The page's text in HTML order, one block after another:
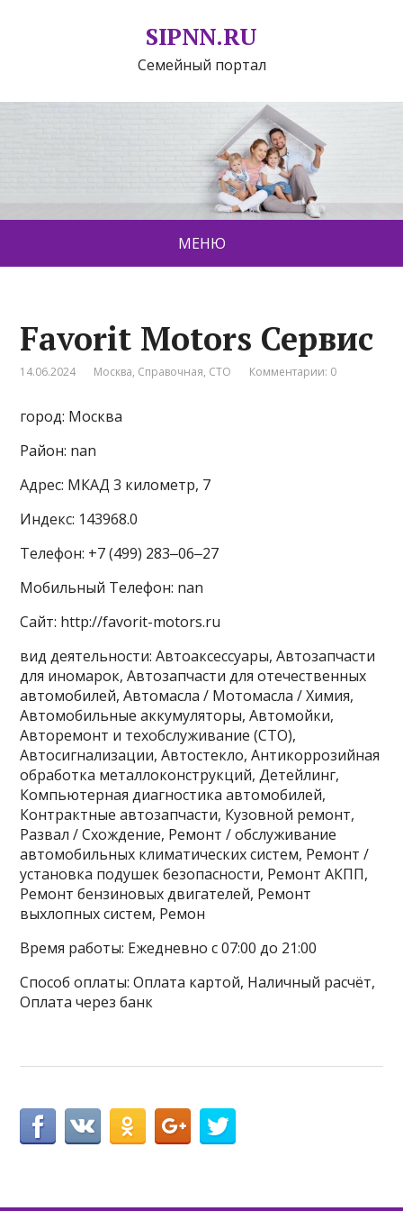
SIPNN.RU
Семейный портал
МЕНЮ
Favorit Motors Сервис
14.06.2024 Москва, Справочная, СТО Комментарии: 0
город: Москва
Район: nan
Адрес: МКАД 3 километр, 7
Индекс: 143968.0
Телефон: +7 (499) 283‒06‒27
Мобильный Телефон: nan
Сайт: http://favorit-motors.ru
вид деятельности: Автоаксессуары, Автозапчасти
для иномарок, Автозапчасти для отечественных
автомобилей, Автомасла / Мотомасла / Химия,
Автомобильные аккумуляторы, Автомойки,
Авторемонт и техобслуживание (СТО),
Автосигнализации, Автостекло, Антикоррозийная
обработка металлоконструкций, Детейлинг,
Компьютерная диагностика автомобилей,
Контрактные автозапчасти, Кузовной ремонт,
Развал / Схождение, Ремонт / обслуживание
автомобильных климатических систем, Ремонт /
установка подушек безопасности, Ремонт АКПП,
Ремонт бензиновых двигателей, Ремонт
выхлопных систем, Ремон
Время работы: Ежедневно с 07:00 до 21:00
Способ оплаты: Оплата картой, Наличный расчёт,
Оплата через банк